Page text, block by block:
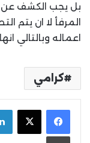
بل يجب الكشف عن
المرفأ لا ان يتم
اعماله وبالتالي
كرامي
طباعة